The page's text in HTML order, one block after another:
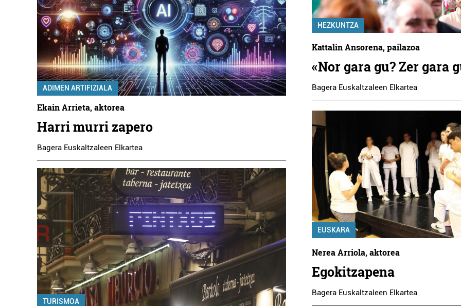
ADIMEN ARTIFIZIALA
Ekain Arrieta, aktorea
Harri murri zapero
Bagera Euskaltzaleen Elkartea
TURISMOA
HEZKUNTZA
Kattalin Ansorena, pailazoa
«Nor gara gu? Zer gara
Bagera Euskaltzaleen Elkartea
EUSKARA
Nerea Arriola, aktorea
Egokitzapena
Bagera Euskaltzaleen Elkartea